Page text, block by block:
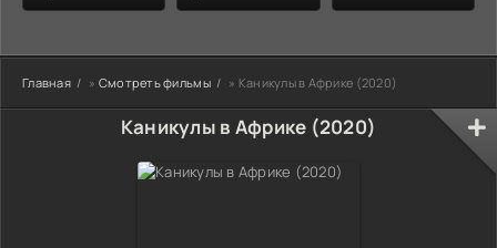
Главная » Смотреть фильмы » Каникулы в Африке (2020)
Каникулы в Африке (2020)